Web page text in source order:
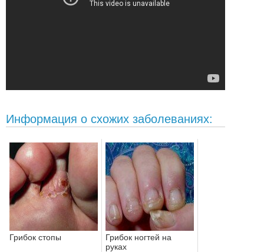
Информация о схожих заболеваниях:
Грибок стопы
Грибок ногтей на
руках